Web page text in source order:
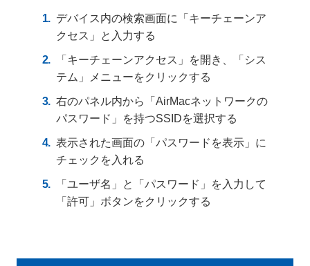
デバイス内の検索画面に「キーチェーンア
クセス」と入力する
「キーチェーンアクセス」を開き、「シス
テム」メニューをクリックする
右のパネル内から「AirMacネットワークの
パスワード」を持つSSIDを選択する
表示された画面の「パスワードを表示」に
チェックを入れる
「ユーザ名」と「パスワード」を入力して
「許可」ボタンをクリックする